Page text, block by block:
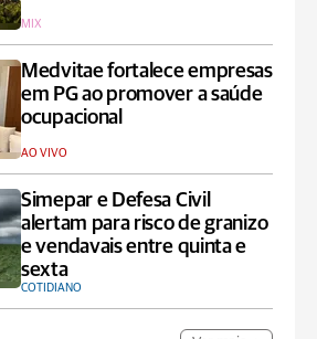
MIX
Medvitae fortalece empresas
em PG ao promover a saúde
ocupacional
AO VIVO
Simepar e Defesa Civil
alertam para risco de granizo
e vendavais entre quinta e
sexta
COTIDIANO